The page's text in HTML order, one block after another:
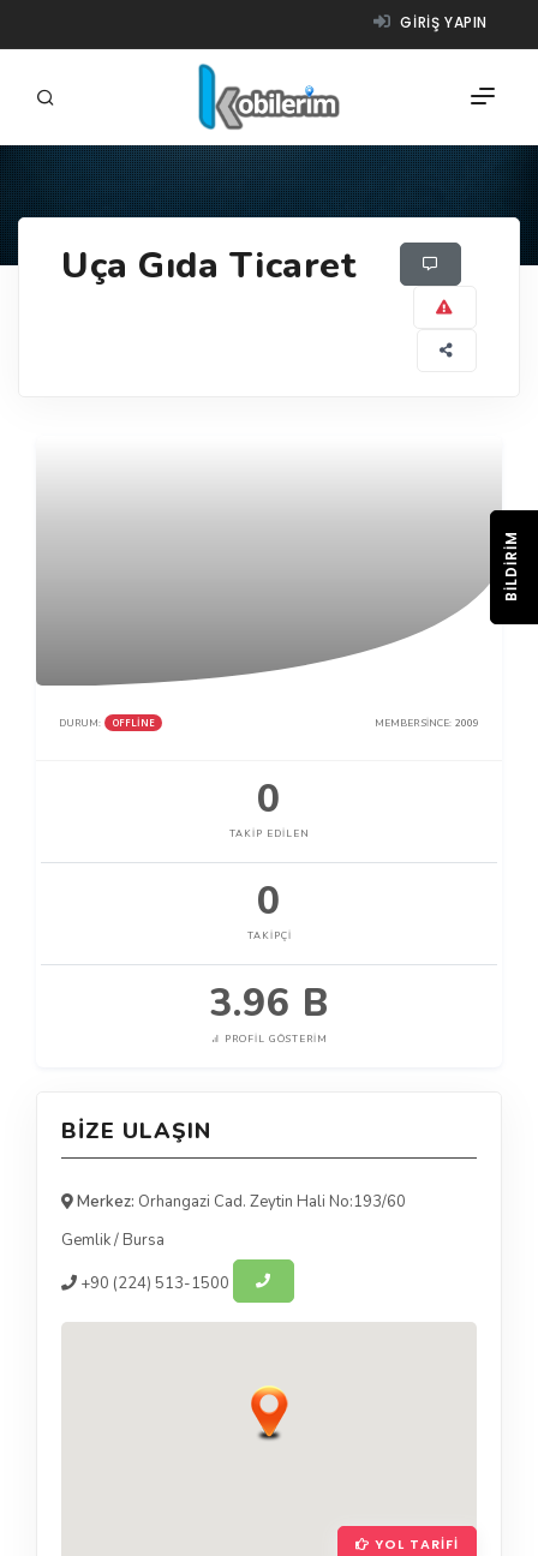
GIRIŞ YAPIN
ÜRÜNLER
Uça Gıda Ticaret
DURUM: OFFLINE MEMBER SINCE: 2009
0
TAKIP EDILEN
0
TAKIPÇI
3.96 B
PROFIL GÖSTERIM
BIZE ULAŞIN
Merkez: Orhangazi Cad. Zeytin Hali No:193/60
Gemlik/ Bursa
+90 (224) 513-1500
YOL TARIFI
BILDIRIM